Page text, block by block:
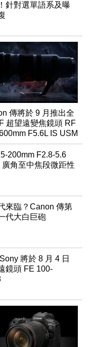
針對選單語系及曝
傳將於 9 月推出全
超望遠變焦鏡頭 RF
F5.6L IS USM
200mm F2.8-5.6
角至中焦段微距性
來臨？Canon 傳第
代大白巨砲
將於 8 月 4 日
鏡頭 FE 100-